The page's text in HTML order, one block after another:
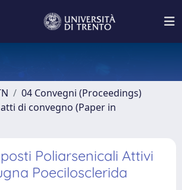
04 Convegni (Proceedings)
di convegno (Paper in
Poliarsenicali Attivi
Poecilosclerida